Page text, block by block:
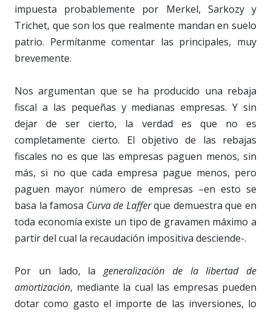
impuesta probablemente por Merkel, Sarkozy y
Trichet, que son los que realmente mandan en suelo
patrio. Permítanme comentar las principales, muy
brevemente.
Nos argumentan que se ha producido una rebaja
fiscal a las pequeñas y medianas empresas. Y sin
dejar de ser cierto, la verdad es que no es
completamente cierto. El objetivo de las rebajas
fiscales no es que las empresas paguen menos, sin
más, si no que cada empresa pague menos, pero
paguen mayor número de empresas –en esto se
basa la famosa Curva de Lafferque demuestra que en
toda economía existe un tipo de gravamen máximo a
partir del cual la recaudación impositiva desciende-.
Por un lado, la generalización de la libertad de
amortización, mediante la cual las empresas pueden
dotar como gasto el importe de las inversiones, lo